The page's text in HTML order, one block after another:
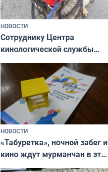
НОВОСТИ
Сотруднику Центра
кинологической службы
ищут новый дом
НОВОСТИ
«Табуретка», ночной забег и
кино ждут мурманчан в эти
выходные